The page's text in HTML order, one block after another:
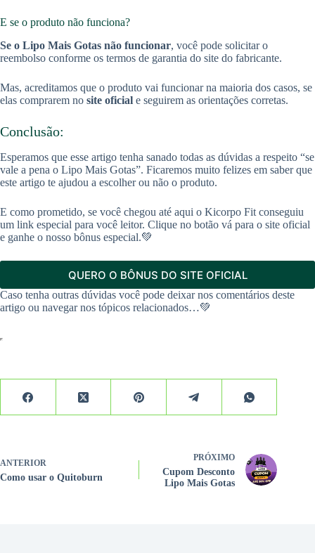
E se o produto não funciona?
Se o Lipo Mais Gotas não funcionar, você pode solicitar o
reembolso conforme os termos de garantia do site do fabricante.
Mas, acreditamos que o produto vai funcionar na maioria dos casos, se
elas comprarem no site oficial e seguirem as orientações corretas.
Conclusão:
Esperamos que esse artigo tenha sanado todas as dúvidas a respeito “se
vale a pena o Lipo Mais Gotas”. Ficaremos muito felizes em saber que
este artigo te ajudou a escolher ou não o produto.
E como prometido, se você chegou até aqui o Kicorpo Fit conseguiu
um link especial para você leitor. Clique no botão vá para o site oficial
e ganhe o nosso bônus especial.💚
QUERO O BÔNUS DO SITE OFICIAL
Caso tenha outras dúvidas você pode deixar nos comentários deste
artigo ou navegar nos tópicos relacionados…💚
ANTERIOR
Como usar o Quitoburn
PRÓXIMO
Cupom Desconto
Lipo Mais Gotas